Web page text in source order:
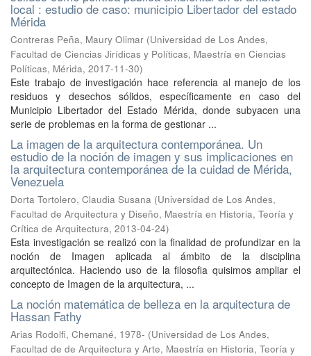
local : estudio de caso: municipio Libertador del estado
Mérida
Contreras Peña, Maury Olimar (Universidad de Los Andes,
Facultad de Ciencias Jirídicas y Políticas, Maestría en Ciencias
Políticas, Mérida, 2017-11-30)
Este trabajo de investigación hace referencia al manejo de los
residuos y desechos sólidos, específicamente en caso del
Municipio Libertador del Estado Mérida, donde subyacen una
serie de problemas en la forma de gestionar ...
La imagen de la arquitectura contemporánea. Un
estudio de la noción de imagen y sus implicaciones en
la arquitectura contemporánea de la cuidad de Mérida,
Venezuela
Dorta Tortolero, Claudia Susana (Universidad de Los Andes,
Facultad de Arquitectura y Diseño, Maestría en Historia, Teoría y
Crítica de Arquitectura, 2013-04-24)
Esta investigación se realizó con la finalidad de profundizar en la
noción de Imagen aplicada al ámbito de la disciplina
arquitectónica. Haciendo uso de la filosofia quisimos ampliar el
concepto de Imagen de la arquitectura, ...
La noción matemática de belleza en la arquitectura de
Hassan Fathy
Arias Rodolfi, Chemané, 1978- (Universidad de Los Andes,
Facultad de de Arquitectura y Arte, Maestría en Historia, Teoría y